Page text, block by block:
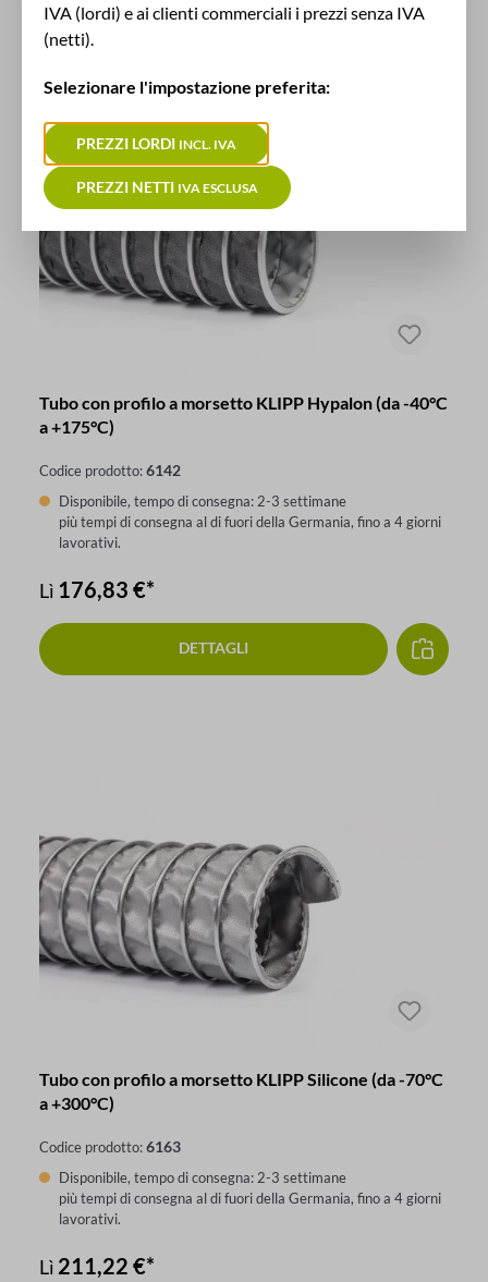
Tubo con profilo a morsetto KLIPP Hypalon (da -40°C
a +175°C)
Codice prodotto:6142
Disponibile, tempo di consegna: 2-3 settimane
più tempi di consegna al di fuori della Germania, fino a 4 giorni
lavorativi.
Lì 176,83 €*
DETTAGLI
Tubo con profilo a morsetto KLIPP Silicone (da -70°C
a +300°C)
Codice prodotto:6163
Disponibile, tempo di consegna: 2-3 settimane
più tempi di consegna al di fuori della Germania, fino a 4 giorni
lavorativi.
Lì 211,22 €*
IVA (lordi) e ai clienti commerciali i prezzi senza IVA
(netti).
Selezionare l'impostazione preferita:
PREZZI LORDI INCL. IVA
PREZZI NETTI IVA ESCLUSA